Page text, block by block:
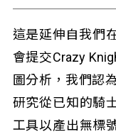
這是延伸自我們
會提交Crazy
圖分析，我們認
研究從已知的騎
工具以產出無標